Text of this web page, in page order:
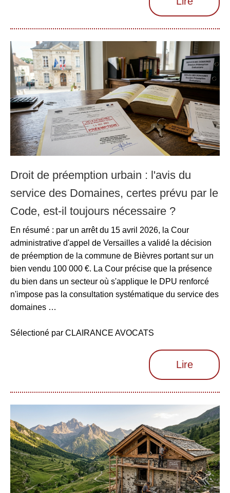
Droit de préemption urbain : l'avis du
service des Domaines, certes prévu par le
Code, est-il toujours nécessaire ?
En résumé : par un arrêt du 15 avril 2026, la Cour
administrative d'appel de Versailles a validé la décision
de préemption de la commune de Bièvres portant sur un
bien vendu 100 000 €. La Cour précise que la présence
du bien dans un secteur où s'applique le DPU renforcé
n'impose pas la consultation systématique du service des
domaines …
Sélectioné par CLAIRANCE AVOCATS
Lire